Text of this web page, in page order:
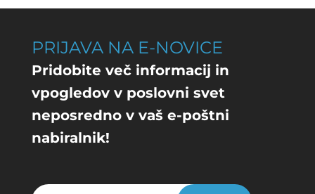
PRIJAVA NA E-NOVICE
Pridobite več informacij in
vpogledov v poslovni svet
neposredno v vaš e-poštni
nabiralnik!